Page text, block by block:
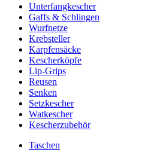
Unterfangkescher
Gaffs & Schlingen
Wurfnetze
Krebsteller
Karpfensäcke
Kescherköpfe
Lip-Grips
Reusen
Senken
Setzkescher
Watkescher
Kescherzubehör
Taschen